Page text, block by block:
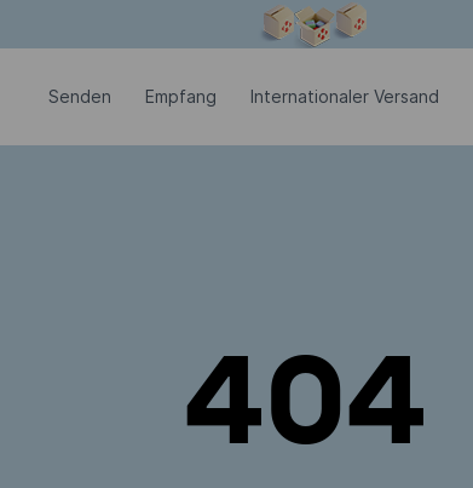
Senden Empfang Internationaler Versand
404
Modales Fenster ist geöffnet